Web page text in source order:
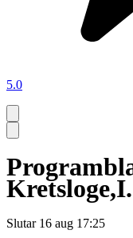
5.0
Slutar 16 aug 17:25